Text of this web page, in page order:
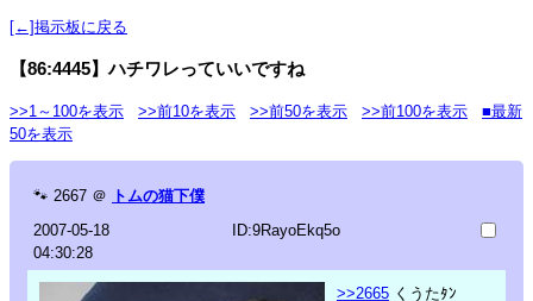
[←]掲示板に戻る
【86:4445】ハチワレっていいですね
>>1～100を表示 >>前10を表示 >>前50を表示 >>前100を表示
■最新
50を表示
🐾 2667 ＠ トムの猫下僕
2007-05-18
04:30:28
ID:9RayoEkq5o
>>2665 くうたﾀﾝ